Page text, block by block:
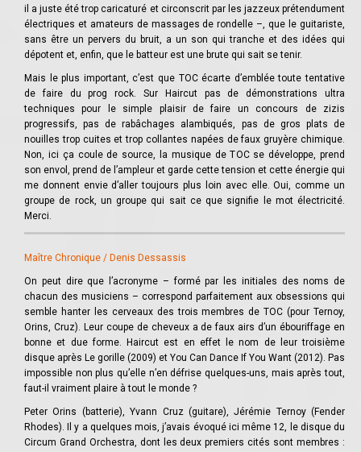
il a juste été trop caricaturé et circonscrit par les jazzeux prétendument
électriques et amateurs de massages de rondelle –, que le guitariste,
sans être un pervers du bruit, a un son qui tranche et des idées qui
dépotent et, enfin, que le batteur est une brute qui sait se tenir.
Mais le plus important, c’est que TOC écarte d’emblée toute tentative
de faire du prog rock. Sur Haircut pas de démonstrations ultra
techniques pour le simple plaisir de faire un concours de zizis
progressifs, pas de rabâchages alambiqués, pas de gros plats de
nouilles trop cuites et trop collantes napées de faux gruyère chimique.
Non, ici ça coule de source, la musique de TOC se développe, prend
son envol, prend de l’ampleur et garde cette tension et cette énergie qui
me donnent envie d’aller toujours plus loin avec elle. Oui, comme un
groupe de rock, un groupe qui sait ce que signifie le mot électricité.
Merci.
Maître Chronique / Denis Dessassis
On peut dire que l’acronyme – formé par les initiales des noms de
chacun des musiciens – correspond parfaitement aux obsessions qui
semble hanter les cerveaux des trois membres de TOC (pour Ternoy,
Orins, Cruz). Leur coupe de cheveux a de faux airs d’un ébouriffage en
bonne et due forme. Haircut est en effet le nom de leur troisième
disque après Le gorille (2009) et You Can Dance If You Want (2012). Pas
impossible non plus qu’elle n’en défrise quelques-uns, mais après tout,
faut-il vraiment plaire à tout le monde ?
Peter Orins (batterie), Yvann Cruz (guitare), Jérémie Ternoy (Fender
Rhodes). Il y a quelques mois, j’avais évoqué ici même 12, le disque du
Circum Grand Orchestra, dont les deux premiers cités sont membres :